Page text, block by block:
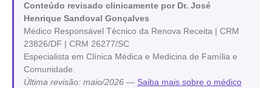
Conteúdo revisado clinicamente por Dr. José
Henrique Sandoval Gonçalves
Médico Responsável Técnico da Renova Receita | CRM
23826/DF | CRM 26277/SC
Especialista em Clínica Médica e Medicina de Família e
Comunidade.
Última revisão: maio/2026 — Saiba mais sobre o médico